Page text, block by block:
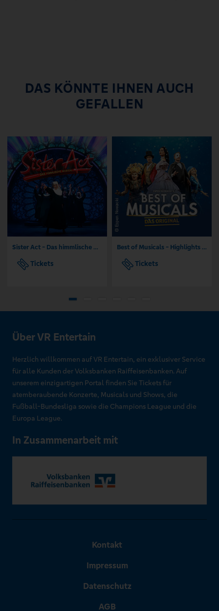
DAS KÖNNTE IHNEN AUCH
GEFALLEN
Sister Act - Das himmlische Musical
Tickets
Best of Musicals - Highlights aus über 20 Musicals
Tickets
Über VR Entertain
Herzlich willkommen auf VR Entertain, ein exklusiver Service
für alle Kunden der Volksbanken Raiffeisenbanken. Auf
unserem einzigartigen Portal finden Sie Tickets für
atemberaubende Konzerte, Musicals und Shows, die
Fußball-Bundesliga sowie die Champions League und die
Europa League.
In Zusammenarbeit mit
Kontakt
Impressum
Datenschutz
AGB